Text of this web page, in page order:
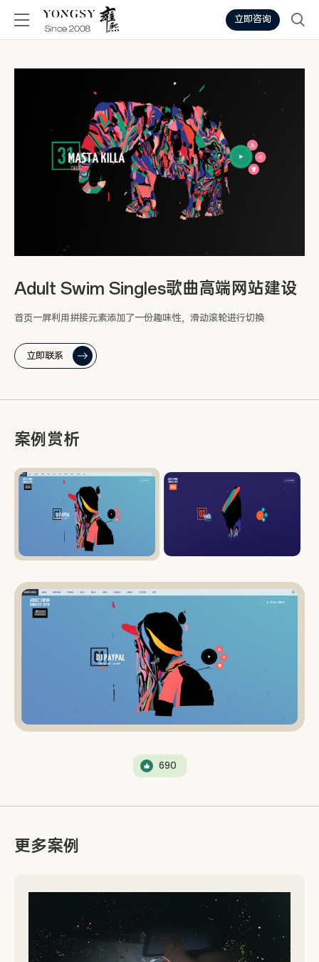
立即咨询
Adult Swim Singles歌曲高端网站建设
首页一屏利用拼接元素添加了一份趣味性，滑动滚轮进行切换
立即联系
案例赏析
690
更多案例